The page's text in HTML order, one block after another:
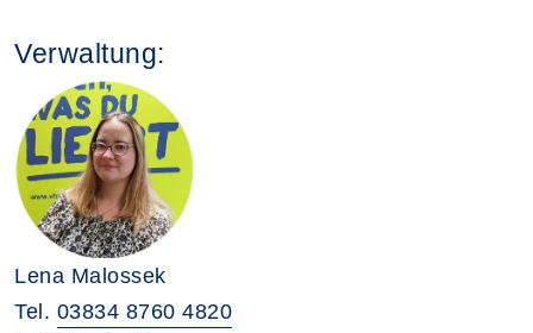
Verwaltung:
Lena Malossek
Tel. 03834 8760 4820